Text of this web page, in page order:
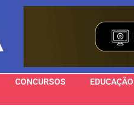
CONCURSOS EDUCAÇÃO